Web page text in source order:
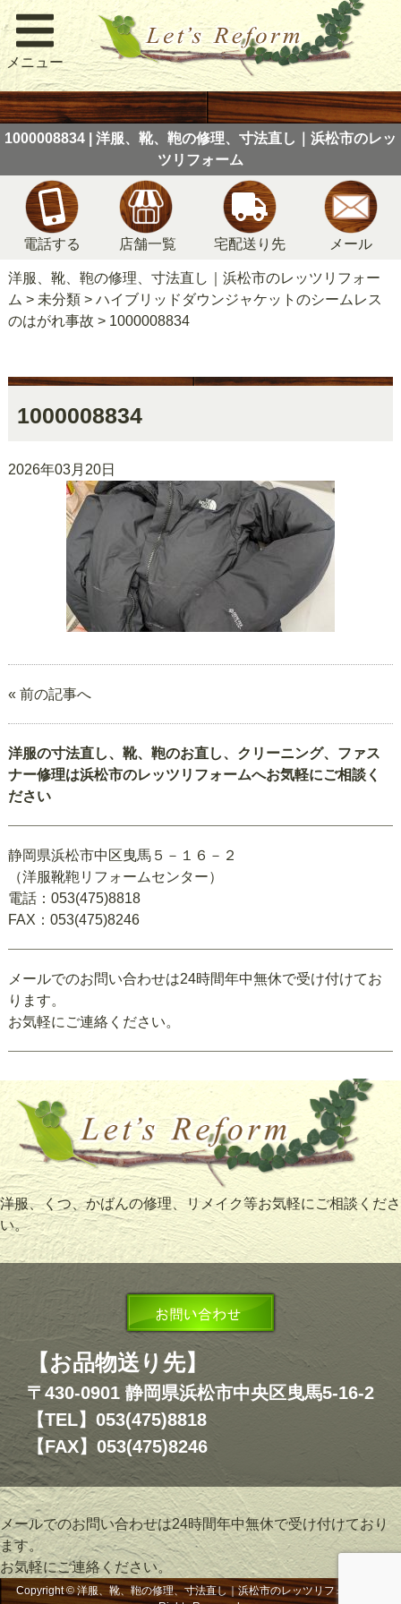
メニュー
1000008834 | 洋服、靴、鞄の修理、寸法直し｜浜松市のレッ
ツリフォーム
電話する 店舗一覧 宅配送り先 メール
洋服、靴、鞄の修理、寸法直し｜浜松市のレッツリフォー
ム > 未分類> ハイブリッドダウンジャケットのシームレス
のはがれ事故 > 1000008834
1000008834
2026年03月20日
« 前の記事へ
洋服の寸法直し、靴、鞄のお直し、クリーニング、ファス
ナー修理は浜松市のレッツリフォームへお気軽にご相談く
ださい
静岡県浜松市中区曳馬５－１６－２
（洋服靴鞄リフォームセンター）
電話：053(475)8818
FAX：053(475)8246
メールでのお問い合わせは24時間年中無休で受け付けてお
ります。
お気軽にご連絡ください。
洋服、くつ、かばんの修理、リメイク等お気軽にご相談くださ
い。
【お品物送り先】
〒430-0901 静岡県浜松市中央区曳馬5-16-2
【TEL】053(475)8818
【FAX】053(475)8246
メールでのお問い合わせは24時間年中無休で受け付けており
ます。
お気軽にご連絡ください。
Copyright © 洋服、靴、鞄の修理、寸法直し｜浜松市のレッツリフォーム, All